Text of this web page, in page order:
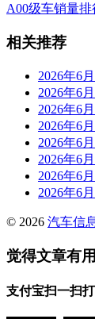
A00级车销量
相关推荐
2026年6
2026年6
2026年6
2026年6
2026年6
2026年6
2026年6
2026年6
© 2026 汽车信
觉得文章有
支付宝扫一扫